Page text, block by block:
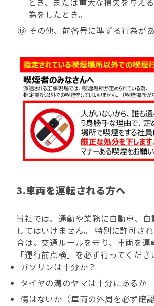
為をしたとき。
⑬ その他、前各号に準ずる行為があ
3.車両を運転される方へ
当社では、通勤や業務に自動車、
してはいけません。 特別に許可さ
合は、交通ルールを守り、車両を運
「運行前点検」を必ず行ってくださ
ガソリンは十分か？
タイヤの溝のヤマは十分にあるか
傷はないか（車両の外周を必ず確認